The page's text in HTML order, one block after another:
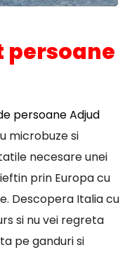
persoane
persoane Adjud
microbuze si
necesare unei
prin Europa cu
Descopera Italia cu
si nu vei regreta
pe ganduri si